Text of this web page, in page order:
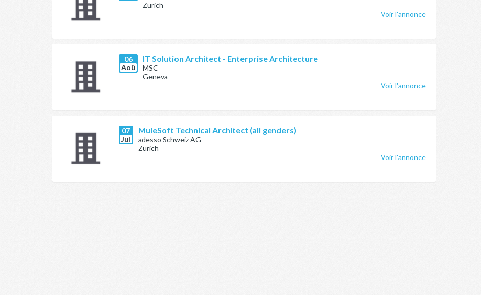
Zürich
Voir l'annonce
06
Aoû
IT Solution Architect - Enterprise Architecture
MSC
Geneva
Voir l'annonce
07
Jul
MuleSoft Technical Architect (all genders)
adesso Schweiz AG
Zürich
Voir l'annonce